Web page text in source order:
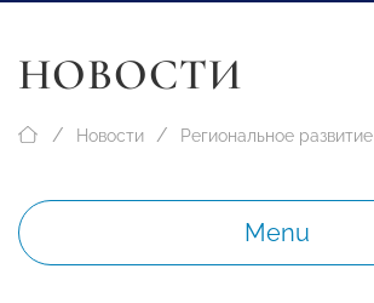
НОВОСТИ
Новости Региональное развитие
Menu